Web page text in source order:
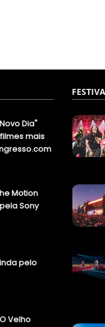
Dia"
mais
Motion
Sony
pelo
Velho